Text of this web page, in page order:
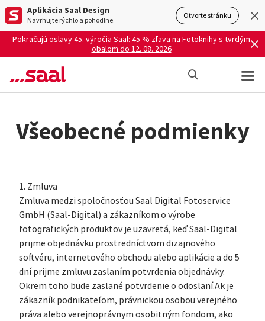
Aplikácia Saal Design
Navrhujte rýchlo a pohodlne. Otvorte stránku
Pokračujú oslavy 45. výročia Saal: 45 % zľava na Fotoknihy s tvrdým
obalom do 12. 08. 2026
Všeobecné podmienky
1. Zmluva
Zmluva medzi spoločnosťou Saal Digital Fotoservice
GmbH (Saal-Digital) a zákazníkom o výrobe
fotografických produktov je uzavretá, keď Saal-Digital
prijme objednávku prostredníctvom dizajnového
softvéru, internetového obchodu alebo aplikácie a do 5
dní prijme zmluvu zaslaním potvrdenia objednávky.
Okrem toho bude zaslané potvrdenie o odoslaní.Ak je
zákazník podnikateľom, právnickou osobou verejného
práva alebo verejnoprávnym osobitným fondom, ako